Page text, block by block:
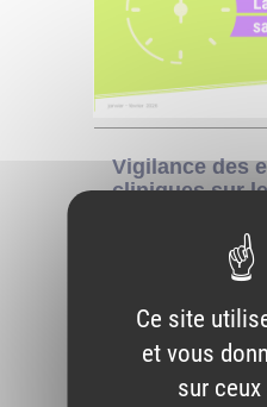
Ce site
et vous
sur